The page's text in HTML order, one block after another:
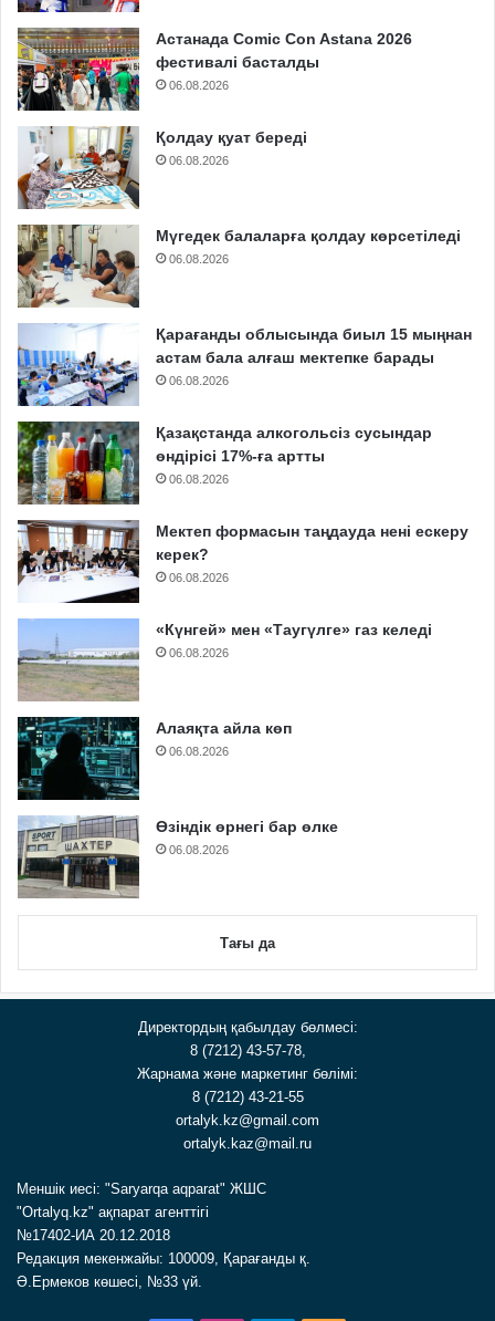
Астанада Comic Con Astana 2026
фестивалі басталды
06.08.2026
Қолдау қуат береді
06.08.2026
Мүгедек балаларға қолдау көрсетіледі
06.08.2026
Қарағанды облысында биыл 15 мыңнан
астам бала алғаш мектепке барады
06.08.2026
Қазақстанда алкогольсіз сусындар
өндірісі 17%-ға артты
06.08.2026
Мектеп формасын таңдауда нені ескеру
керек?
06.08.2026
«Күнгей» мен «Таугүлге» газ келеді
06.08.2026
Алаяқта айла көп
06.08.2026
Өзіндік өрнегі бар өлке
06.08.2026
Тағы да
Директордың қабылдау бөлмесі:
8 (7212) 43-57-78,
Жарнама және маркетинг бөлімі:
8 (7212) 43-21-55
ortalyk.kz@gmail.com
ortalyk.kaz@mail.ru
Меншік иесі: "Saryarqa aqparat" ЖШС
"Ortalyq.kz" ақпарат агенттігі
№17402-ИА 20.12.2018
Редакция мекенжайы: 100009, Қарағанды қ.
Ә.Ермеков көшесі, №33 үй.